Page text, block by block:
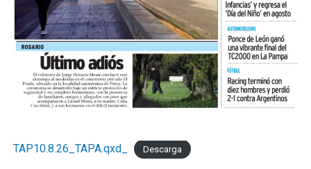
TAP10.8.26_TAPA.qxd_ Descarga